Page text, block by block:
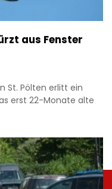
aus Fenster
St. Pölten erlitt ein
erst 22-Monate alte